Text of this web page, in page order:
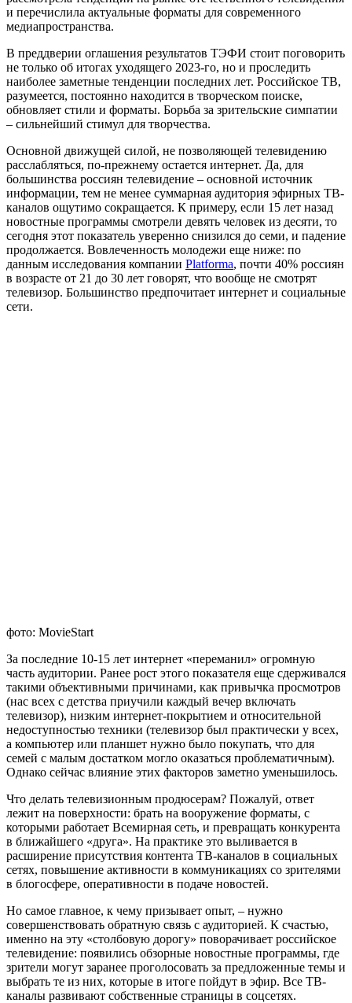
и перечислила актуальные форматы для современного
медиапространства.
В преддверии оглашения результатов ТЭФИ стоит поговорить
не только об итогах уходящего 2023-го, но и проследить
наиболее заметные тенденции последних лет. Российское ТВ,
разумеется, постоянно находится в творческом поиске,
обновляет стили и форматы. Борьба за зрительские симпатии
– сильнейший стимул для творчества.
Основной движущей силой, не позволяющей телевидению
расслабляться, по-прежнему остается интернет. Да, для
большинства россиян телевидение – основной источник
информации, тем не менее суммарная аудитория эфирных ТВ-
каналов ощутимо сокращается. К примеру, если 15 лет назад
новостные программы смотрели девять человек из десяти, то
сегодня этот показатель уверенно снизился до семи, и падение
продолжается. Вовлеченность молодежи еще ниже: по
данным исследования компании Platforma, почти 40% россиян
в возрасте от 21 до 30 лет говорят, что вообще не смотрят
телевизор. Большинство предпочитает интернет и социальные
сети.
фото: MovieStart
За последние 10-15 лет интернет «переманил» огромную
часть аудитории. Ранее рост этого показателя еще сдерживался
такими объективными причинами, как привычка просмотров
(нас всех с детства приучили каждый вечер включать
телевизор), низким интернет-покрытием и относительной
недоступностью техники (телевизор был практически у всех,
а компьютер или планшет нужно было покупать, что для
семей с малым достатком могло оказаться проблематичным).
Однако сейчас влияние этих факторов заметно уменьшилось.
Что делать телевизионным продюсерам? Пожалуй, ответ
лежит на поверхности: брать на вооружение форматы, с
которыми работает Всемирная сеть, и превращать конкурента
в ближайшего «друга». На практике это выливается в
расширение присутствия контента ТВ-каналов в социальных
сетях, повышение активности в коммуникациях со зрителями
в блогосфере, оперативности в подаче новостей.
Но самое главное, к чему призывает опыт, – нужно
совершенствовать обратную связь с аудиторией. К счастью,
именно на эту «столбовую дорогу» поворачивает российское
телевидение: появились обзорные новостные программы, где
зрители могут заранее проголосовать за предложенные темы и
выбрать те из них, которые в итоге пойдут в эфир. Все ТВ-
каналы развивают собственные страницы в соцсетях.